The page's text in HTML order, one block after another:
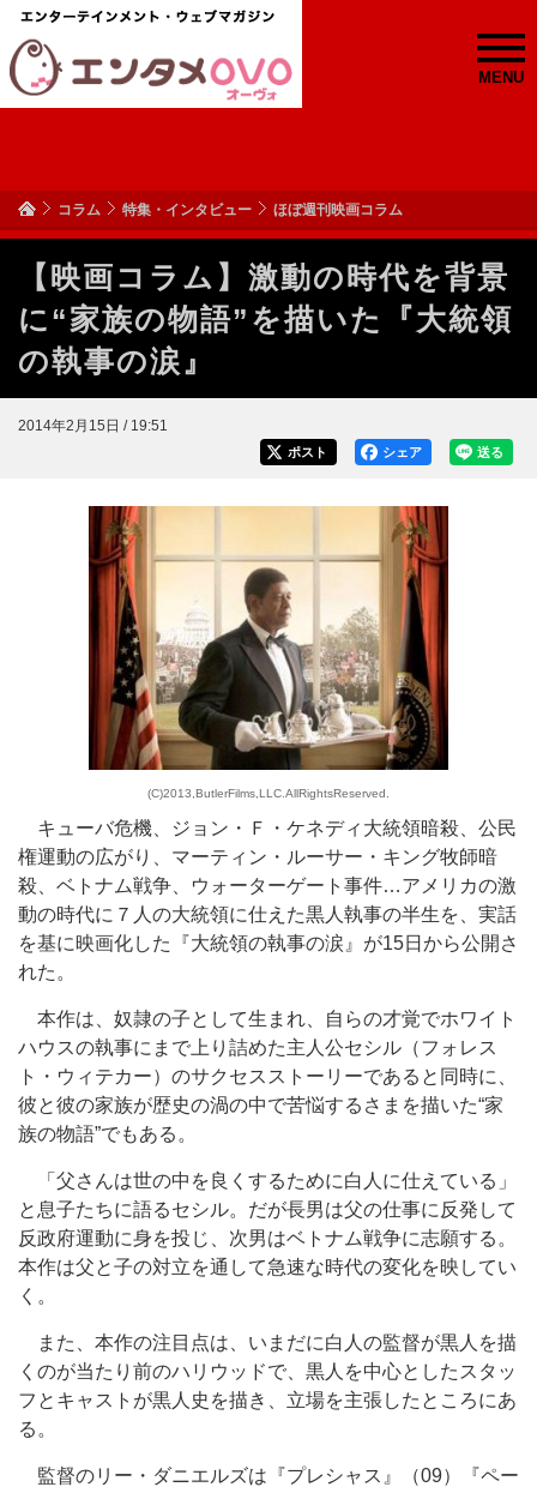
MENU
コラム 特集・インタビュー ほぼ週刊映画コラム
【映画コラム】激動の時代を背景
に“家族の物語”を描いた『大統領
の執事の涙』
2014年2月15日 / 19:51
送る
シェア
ポスト
(C)2013,ButlerFilms,LLC.AllRightsReserved.
キューバ危機、ジョン・Ｆ・ケネディ大統領暗殺、公民
権運動の広がり、マーティン・ルーサー・キング牧師暗
殺、ベトナム戦争、ウォーターゲート事件…アメリカの激
動の時代に７人の大統領に仕えた黒人執事の半生を、実話
を基に映画化した『大統領の執事の涙』が15日から公開さ
れた。
本作は、奴隷の子として生まれ、自らの才覚でホワイト
ハウスの執事にまで上り詰めた主人公セシル（フォレス
ト・ウィテカー）のサクセスストーリーであると同時に、
彼と彼の家族が歴史の渦の中で苦悩するさまを描いた“家
族の物語”でもある。
「父さんは世の中を良くするために白人に仕えている」
と息子たちに語るセシル。だが長男は父の仕事に反発して
反政府運動に身を投じ、次男はベトナム戦争に志願する。
本作は父と子の対立を通して急速な時代の変化を映してい
く。
また、本作の注目点は、いまだに白人の監督が黒人を描
くのが当たり前のハリウッドで、黒人を中心としたスタッ
フとキャストが黒人史を描き、立場を主張したところにあ
る。
監督のリー・ダニエルズは『プレシャス』（09）『ペー